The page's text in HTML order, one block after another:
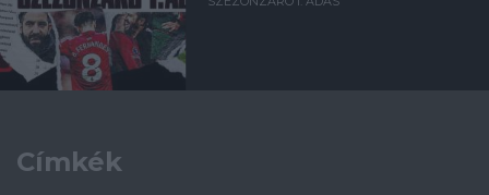
Címkék